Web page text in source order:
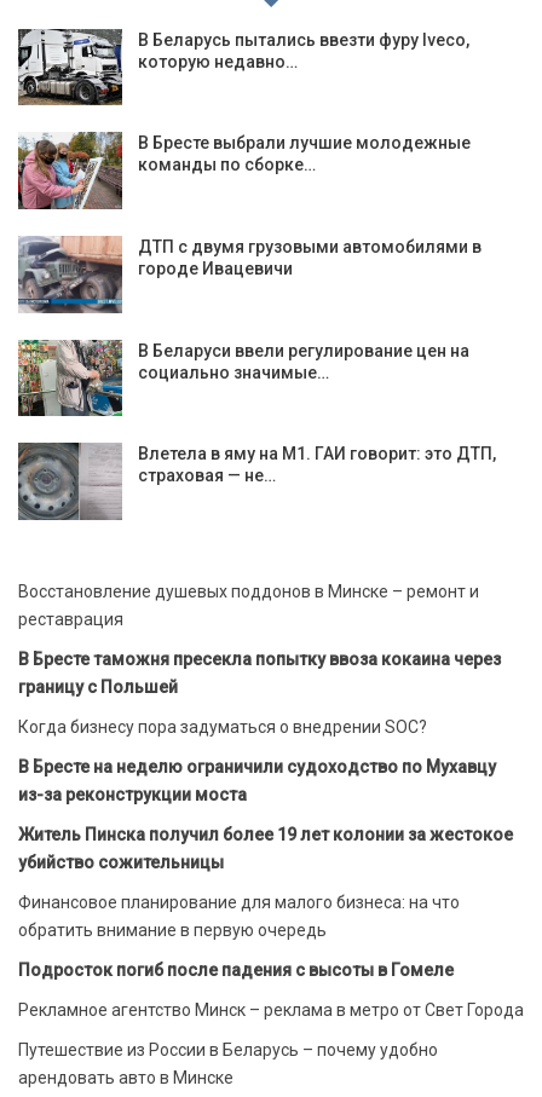
В Беларусь пытались ввезти фуру Iveco,
которую недавно…
В Бресте выбрали лучшие молодежные
команды по сборке…
ДТП с двумя грузовыми автомобилями в
городе Ивацевичи
В Беларуси ввели регулирование цен на
социально значимые…
Влетела в яму на М1. ГАИ говорит: это ДТП,
страховая — не…
Восстановление душевых поддонов в Минске – ремонт и
реставрация
В Бресте таможня пресекла попытку ввоза кокаина через
границу с Польшей
Когда бизнесу пора задуматься о внедрении SOC?
В Бресте на неделю ограничили судоходство по Мухавцу
из-за реконструкции моста
Житель Пинска получил более 19 лет колонии за жестокое
убийство сожительницы
Финансовое планирование для малого бизнеса: на что
обратить внимание в первую очередь
Подросток погиб после падения с высоты в Гомеле
Рекламное агентство Минск – реклама в метро от Свет Города
Путешествие из России в Беларусь – почему удобно
арендовать авто в Минске